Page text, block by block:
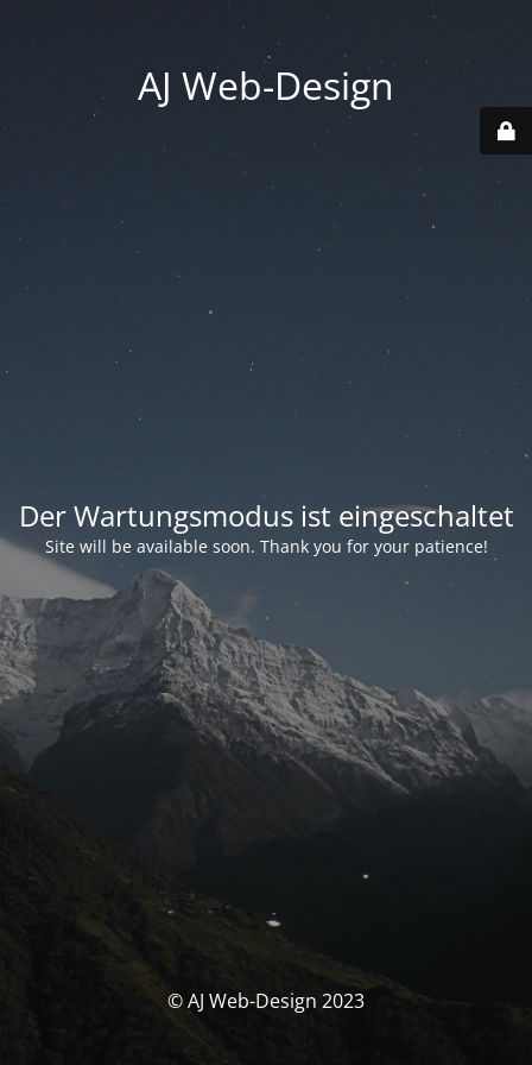
AJ Web-Design
Der Wartungsmodus ist eingeschaltet
Site will be available soon. Thank you for your patience!
© AJ Web-Design 2023